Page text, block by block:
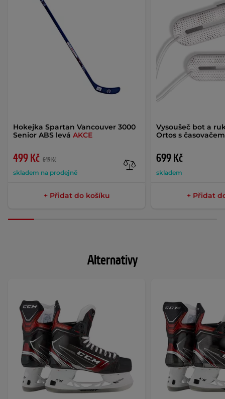
Hokejka Spartan Vancouver 3000
Senior ABS levá AKCE
499 Kč 649 Kč
skladem na prodejně
+ Přidat do košíku
Vysoušeč bot a
Ortos s časovačem
699 Kč
skladem
+ Přidat
Alternativy